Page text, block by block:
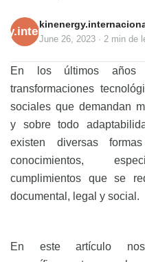
June 26, 2023 · 2 min de
En los últimos años
transformaciones
sociales que demandan
y sobre todo
existen diversas
conocimientos,
cumplimientos que se
documental, legal y social.
En este artículo nos